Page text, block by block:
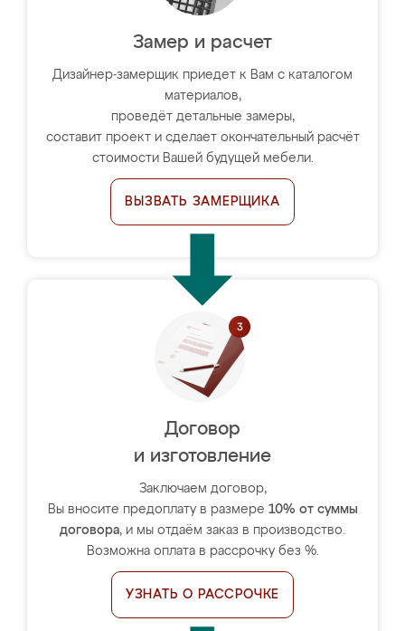
Замер и расчет
Дизайнер-замерщик приедет к Вам с каталогом
материалов,
проведёт детальные замеры,
составит проект и сделает окончательный расчёт
стоимости Вашей будущей мебели.
ВЫЗВАТЬ ЗАМЕРЩИКА
Договор
и изготовление
Заключаем договор,
Вы вносите предоплату в размере 10% от суммы
договора, и мы отдаём заказ в производство.
Возможна оплата в рассрочку без %.
УЗНАТЬ О РАССРОЧКЕ